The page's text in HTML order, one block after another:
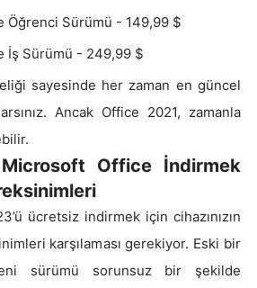
Öğrenci Sürümü - 149,99 $
İş Sürümü - 249,99 $
sayesinde her zaman en güncel
Ancak Office 2021, zamanla
Microsoft Office İndirmek
ücretsiz indirmek için cihazınızın
karşılaması gerekiyor. Eski bir
sürümü sorunsuz bir şekilde